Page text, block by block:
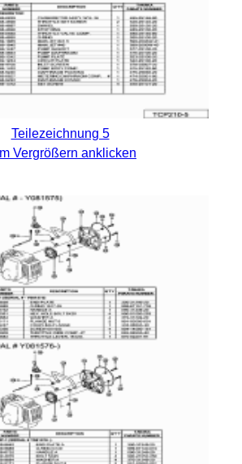
Teilezeichnung 5
Vergrößern anklicken